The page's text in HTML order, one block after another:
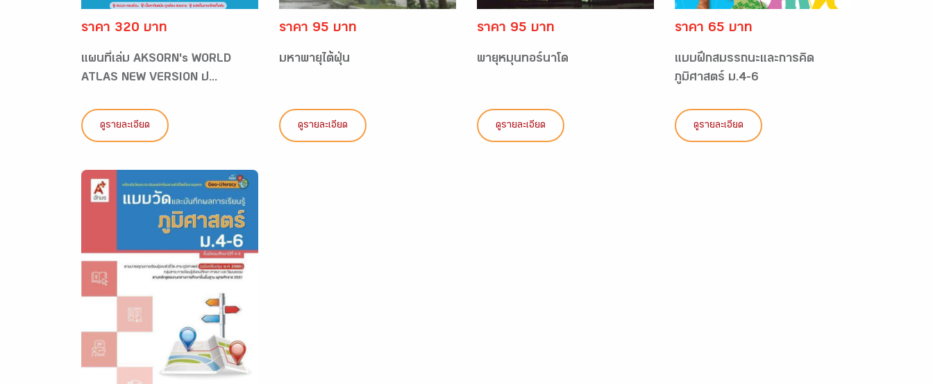
ราคา 320 บาท
แผนที่เล่ม AKSORN's WORLD
ATLAS NEW VERSION ป...
ดูรายละเอียด
ราคา 95 บาท
มหาพายุไต้ฝุ่น
ดูรายละเอียด
ราคา 95 บาท
พายุหมุนทอร์นาโด
ดูรายละเอียด
ราคา 65 บาท
แบบฝึกสมรรถนะและการคิด
ภูมิศาสตร์ ม.4-6
ดูรายละเอียด